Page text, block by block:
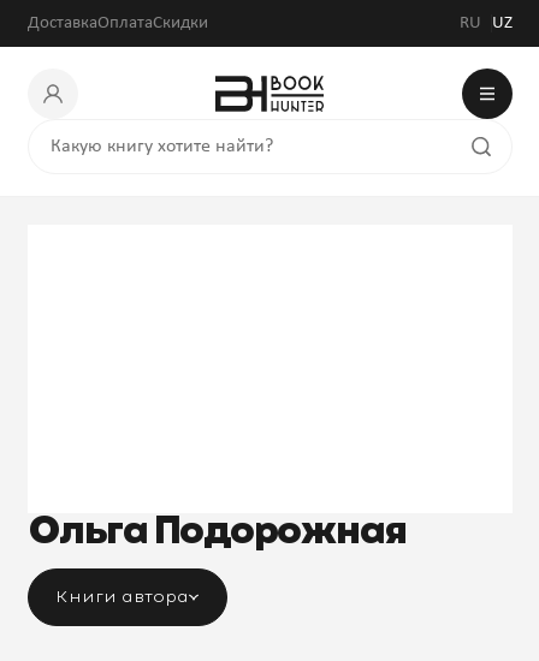
ДоставкаОплатаСкидки RU UZ
Ольга Подорожная
Книги автора